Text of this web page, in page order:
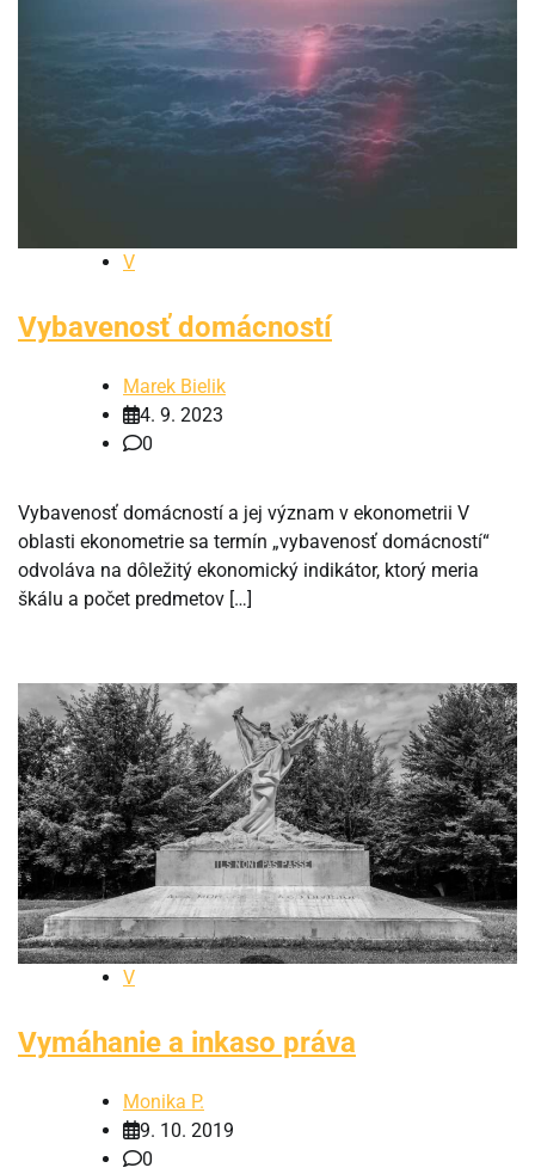
V
Vybavenosť domácností
Marek Bielik
4. 9. 2023
0
Vybavenosť domácností a jej význam v ekonometrii V
oblasti ekonometrie sa termín „vybavenosť domácností“
odvoláva na dôležitý ekonomický indikátor, ktorý meria
škálu a počet predmetov […]
V
Vymáhanie a inkaso práva
Monika P.
9. 10. 2019
0